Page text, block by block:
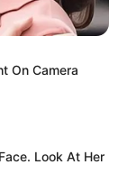
On Camera
Look At Her